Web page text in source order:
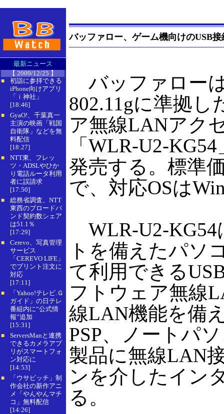
最新ニュース
【 2009/12/25 】
■
初詣に参拝できる
iPhone向けアプリ
「ｉ神社」
[18:46]
■
GyaO!、千葉真一
主演の映画「戦国
自衛隊」などを無
料配信
[18:27]
■
NTT東、フレッ
ツ・ADSLやひか
り電話ルータ利用
者に誤請求
[17:50]
■
総務省調査、NTT
東西のブロードバ
ンド契約数シェア
は51.1％
[17:29]
■
Cerevo、写真管理
サービス
「CEREVO LIFE」
でプリント注文に
対応
[17:11]
■
「Yahoo!テレビ.Ｇ
ガイド」の日テレ
番組内に“公式情
報”追加
[15:31]
■
ServersManと連携
できるカメラアプ
リがスマートフォ
ン対応に
[14:53]
■
「ウサビッチ」制
作会社の新作アニ
メ「やんやんマチ
コ」無料配信
[14:26]
バッファロー、ゲーム機向けのUSB
バッファロー
802.11gに準拠し
ア無線LANアク
「WLR-U2-
発売する。標準
で、対応OSは
WLR-U2-KG54
トを備えたパソ
て利用できる
フトウェア無線
線LAN機能を備
PSP、ノートパ
製品に無線LAN
ンを介したイン
る。